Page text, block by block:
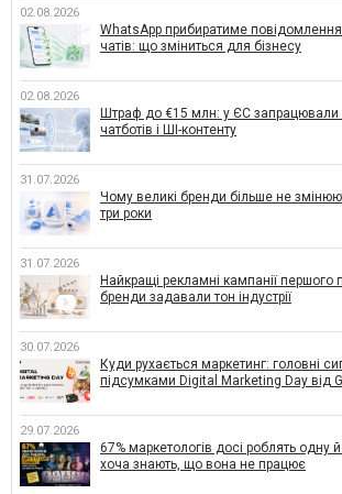
02.08.2026
WhatsApp прибиратиме
чатів: що зміниться для бізнесу
02.08.2026
Штраф до €15 млн: у ЄС запрацювали
чатботів і ШІ-контенту
31.07.2026
Чому великі бренди більше не
три роки
31.07.2026
Найкращі рекламні кампанії першого
бренди задавали тон індустрії
30.07.2026
Куди рухається маркетинг: головні
підсумками Digital Marketing Day від
29.07.2026
67% маркетологів досі роблять одну
хоча знають, що вона не працює